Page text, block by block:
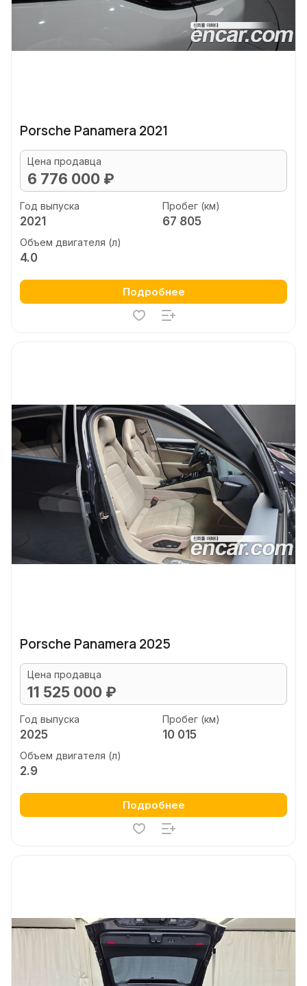
Porsche Panamera 2021
Цена продавца
6 776 000 ₽
Год выпуска
2021
Пробег (км)
67 805
Объем двигателя (л)
4.0
Подробнее
Porsche Panamera 2025
Цена продавца
11 525 000 ₽
Год выпуска
2025
Пробег (км)
10 015
Объем двигателя (л)
2.9
Подробнее